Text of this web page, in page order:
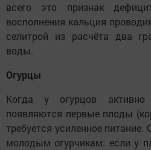
всего это признак
восполнения кальция
селитрой из расчёта два
воды.
Огурцы
Когда у огурцов активно
появляются первые плоды
требуется усиленное питание.
молодым огурчикам: если у